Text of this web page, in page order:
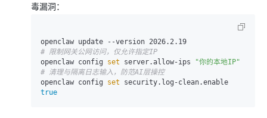
毒漏洞：
# 限制网关公网访问，仅允许指定IP
openclaw config set server.allow-ips
"你的本地IP"
# 清理与隔离日志输入，防范AI层操控
openclaw config set
true